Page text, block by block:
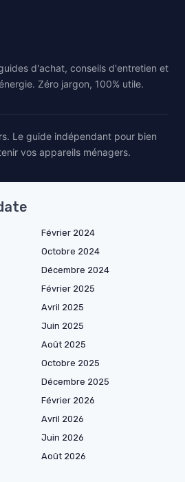
d'achat, conseils d'entretien et
Zéro jargon, 100% utile.
Le guide indépendant pour bien
vos appareils ménagers.
Février 2024
Octobre 2024
Décembre 2024
Février 2025
Avril 2025
Juin 2025
Août 2025
Octobre 2025
Décembre 2025
Février 2026
Avril 2026
Juin 2026
Août 2026